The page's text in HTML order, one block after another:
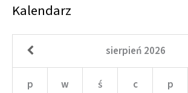
Kalendarz
sierpień 2026
p w ś c p